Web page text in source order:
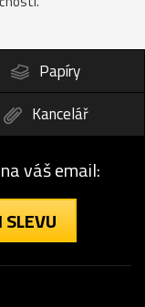
Papíry
Kancelář
váš email:
SLEVU